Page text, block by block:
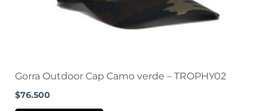
Gorra Outdoor Cap Camo verde – TROPHY02
$76.500